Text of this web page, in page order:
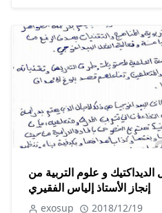
و علوم التربية من
إنجاز الأستاذ إلياس الفقيري
exosup 2018/12/19